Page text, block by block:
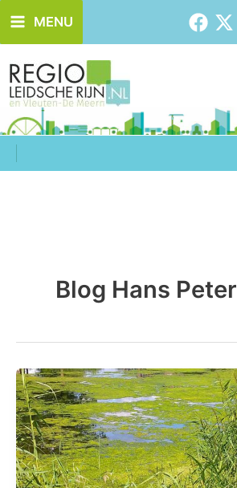
naar
de
inhoud
MENU
Blog Hans Peter